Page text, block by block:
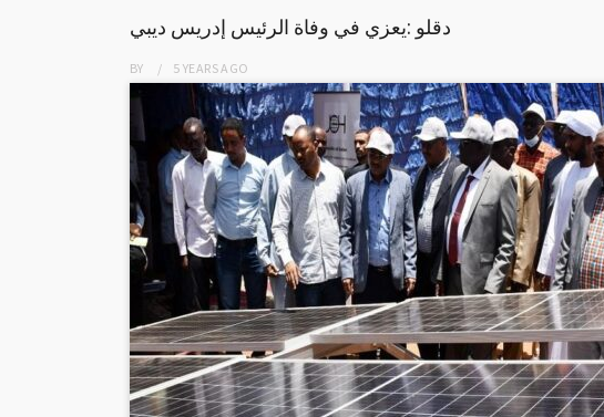
دقلو :يعزي في وفاة الرئيس إدريس ديبي
BY 5 YEARSAGO